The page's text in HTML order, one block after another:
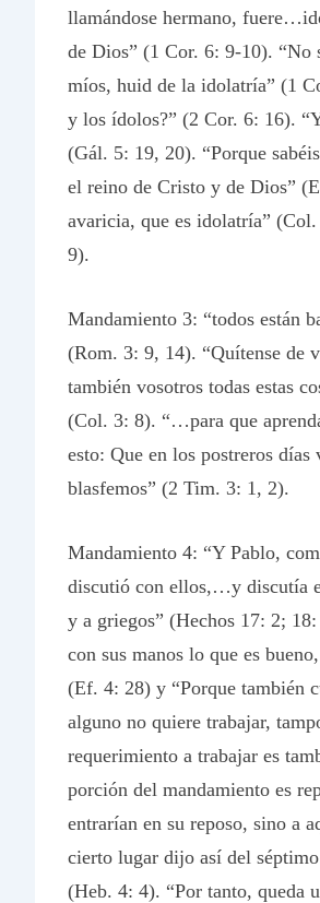
llamándose hermano,
de Dios” (1 Cor. 6: 9-10). “No
míos, huid de la idolatría” (1
y los ídolos?” (2 Cor. 6: 16).
(Gál. 5: 19, 20). “Porque
el reino de Cristo y de Dios”
avaricia, que es idolatría”
9).
Mandamiento 3: “todos están
(Rom. 3: 9, 14). “Quítense de
también vosotros todas estas
(Col. 3: 8). “…para que
esto: Que en los postreros
blasfemos” (2 Tim. 3: 1, 2).
Mandamiento 4: “Y Pablo,
discutió con ellos,…y discutía
y a griegos” (Hechos 17: 2;
con sus manos lo que es
(Ef. 4: 28) y “Porque también
alguno no quiere trabajar,
requerimiento a trabajar es
porción del mandamiento es
entrarían en su reposo, sino a
cierto lugar dijo así del
(Heb. 4: 4). “Por tanto, queda